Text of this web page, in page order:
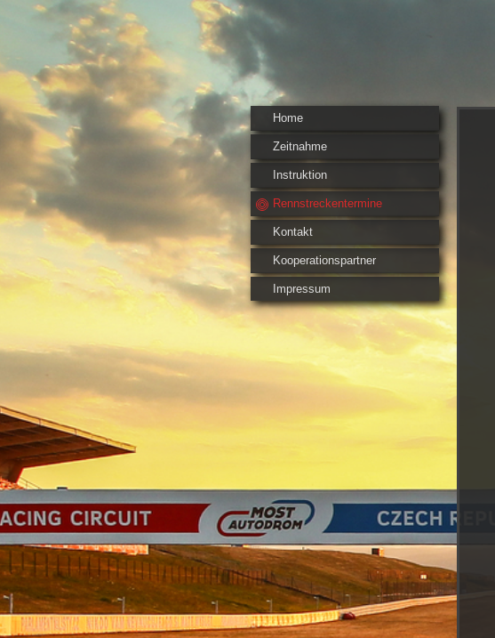
Home
Zeitnahme
Instruktion
Rennstreckentermine
Kontakt
Kooperationspartner
Impressum